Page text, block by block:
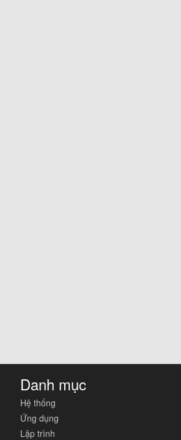
Danh mục
Hệ thống
Ứng dụng
Lập trình